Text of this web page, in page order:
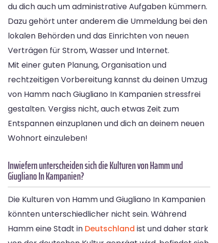
du dich auch um administrative Aufgaben kümmern.
Dazu gehört unter anderem die Ummeldung bei den
lokalen Behörden und das Einrichten von neuen
Verträgen für Strom, Wasser und Internet.
Mit einer guten Planung, Organisation und
rechtzeitigen Vorbereitung kannst du deinen Umzug
von Hamm nach Giugliano In Kampanien stressfrei
gestalten. Vergiss nicht, auch etwas Zeit zum
Entspannen einzuplanen und dich an deinem neuen
Wohnort einzuleben!
Inwiefern unterscheiden sich die Kulturen von Hamm und
Giugliano In Kampanien?
Die Kulturen von Hamm und Giugliano In Kampanien
könnten unterschiedlicher nicht sein. Während
Hamm eine Stadt in Deutschland ist und daher stark